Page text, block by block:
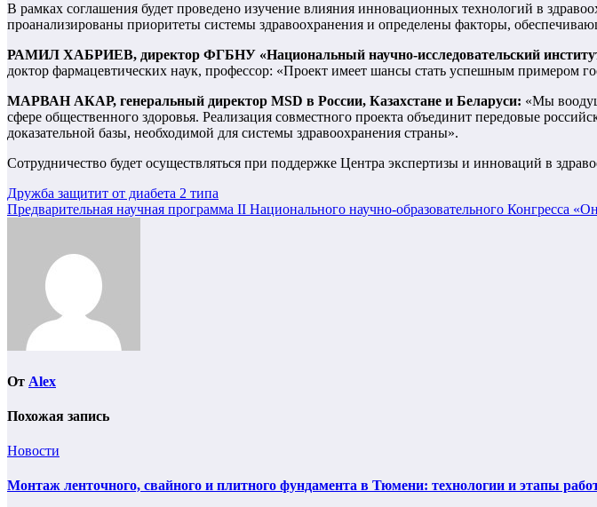
В рамках соглашения будет проведено изучение влияния инновационных технологий в
проанализированы приоритеты системы здравоохранения и определены факторы,
РАМИЛ ХАБРИЕВ, директор ФГБНУ «Национальный научно-исследовательский
доктор фармацевтических наук, профессор: «Проект имеет шансы стать успешным примером
МАРВАН АКАР, генеральный директор MSD в России, Казахстане и Беларуси: «Мы
сфере общественного здоровья. Реализация совместного проекта объединит передовые
доказательной базы, необходимой для системы здравоохранения страны».
Сотрудничество будет осуществляться при поддержке Центра экспертизы и инноваций в
Навигация
по
Дружба защитит от диабета 2 типа
Предварительная научная программа II Национального научно-образовательного Конгресса
От Alex
Похожая запись
Новости
Монтаж ленточного, свайного и плитного фундамента в Тюмени: технологии и этапы